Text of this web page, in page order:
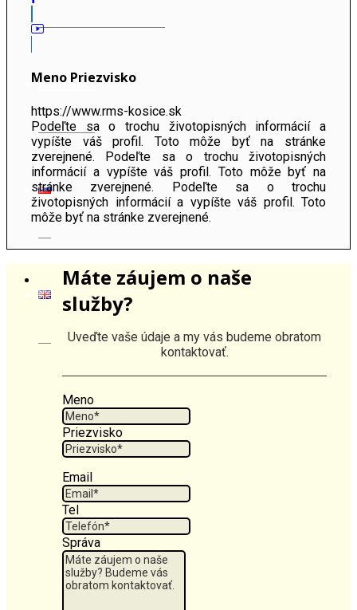
Kontakt
Meno Priezvisko
https://www.rms-kosice.sk
Podeľte sa o trochu životopisných informácií a
vypíšte váš profil. Toto môže byť na stránke
zverejnené. Podeľte sa o trochu životopisných
informácií a vypíšte váš profil. Toto môže byť na
stránke zverejnené. Podeľte sa o trochu
životopisných informácií a vypíšte váš profil. Toto
môže byť na stránke zverejnené.
Máte záujem o naše
služby?
Uveďte vaše údaje a my vás budeme obratom
kontaktovať.
Meno
Priezvisko
Email
Tel
Správa